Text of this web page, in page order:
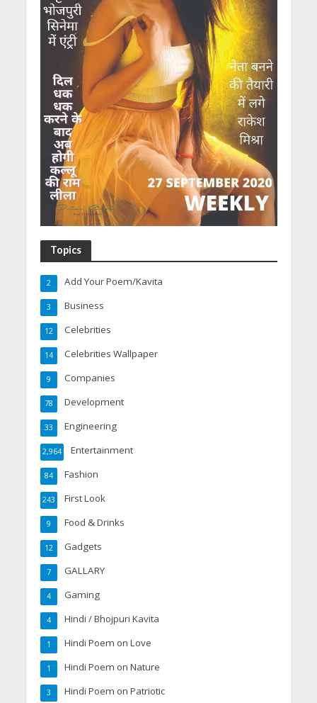
Topics
Add Your Poem/Kavita
2
Business
3
Celebrities
12
Celebrities Wallpaper
14
Companies
9
Development
78
Engineering
33
Entertainment
2,964
Fashion
84
First Look
243
Food & Drinks
9
Gadgets
12
GALLARY
7
Gaming
4
Hindi / Bhojpuri Kavita
4
Hindi Poem on Love
1
Hindi Poem on Nature
1
Hindi Poem on Patriotic
3